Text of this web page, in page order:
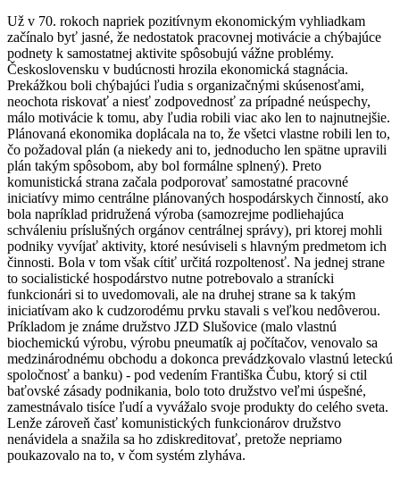
Už v 70. rokoch napriek pozitívnym ekonomickým vyhliadkam
začínalo byť jasné, že nedostatok pracovnej motivácie a chýbajúce
podnety k samostatnej aktivite spôsobujú vážne problémy.
Československu v budúcnosti hrozila ekonomická stagnácia.
Prekážkou boli chýbajúci ľudia s organizačnými skúsenosťami,
neochota riskovať a niesť zodpovednosť za prípadné neúspechy,
málo motivácie k tomu, aby ľudia robili viac ako len to najnutnejšie.
Plánovaná ekonomika doplácala na to, že všetci vlastne robili len to,
čo požadoval plán (a niekedy ani to, jednoducho len spätne upravili
plán takým spôsobom, aby bol formálne splnený). Preto
komunistická strana začala podporovať samostatné pracovné
iniciatívy mimo centrálne plánovaných hospodárskych činností, ako
bola napríklad pridružená výroba (samozrejme podliehajúca
schváleniu príslušných orgánov centrálnej správy), pri ktorej mohli
podniky vyvíjať aktivity, ktoré nesúviseli s hlavným predmetom ich
činnosti. Bola v tom však cítiť určitá rozpoltenosť. Na jednej strane
to socialistické hospodárstvo nutne potrebovalo a stranícki
funkcionári si to uvedomovali, ale na druhej strane sa k takým
iniciatívam ako k cudzorodému prvku stavali s veľkou nedôverou.
Príkladom je známe družstvo JZD Slušovice (malo vlastnú
biochemickú výrobu, výrobu pneumatík aj počítačov, venovalo sa
medzinárodnému obchodu a dokonca prevádzkovalo vlastnú leteckú
spoločnosť a banku) - pod vedením Františka Čubu, ktorý si ctil
baťovské zásady podnikania, bolo toto družstvo veľmi úspešné,
zamestnávalo tisíce ľudí a vyvážalo svoje produkty do celého sveta.
Lenže zároveň časť komunistických funkcionárov družstvo
nenávidela a snažila sa ho zdiskreditovať, pretože nepriamo
poukazovalo na to, v čom systém zlyháva.